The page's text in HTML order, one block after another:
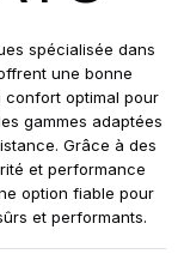
spécialisée dans
une bonne
optimal pour
gammes adaptées
Grâce à des
et performance
option fiable pour
et performants.